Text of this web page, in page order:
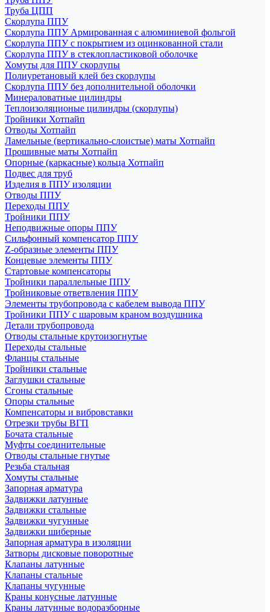
Труба ЦПП
Скорлупа ППУ
Скорлупа ППУ Армированная с алюминиевой фольгой
Скорлупа ППУ с покрытием из оцинкованной стали
Скорлупа ППУ в стеклопластиковой оболочке
Хомуты для ППУ скорлупы
Полиуретановый клей без скорлупы
Скорлупа ППУ без дополнительной оболочки
Минераловатные цилиндры
Теплоизоляционые цилиндры (скорлупы)
Тройники Хотпайп
Отводы Хотпайп
Ламельные (вертикально-слоистые) маты Хотпайп
Прошивные маты Хотпайп
Опорные (каркасные) кольца Хотпайп
Подвес для труб
Изделия в ППУ изоляции
Отводы ППУ
Переходы ППУ
Тройники ППУ
Неподвижные опоры ППУ
Cильфонный компенсатор ППУ
Z-образные элементы ППУ
Концевые элементы ППУ
Стартовые компенсаторы
Тройники параллельные ППУ
Тройниковые ответвления ППУ
Элементы трубопровода с кабелем вывода ППУ
Тройники ППУ с шаровым краном воздушника
Детали трубопровода
Отводы стальные крутоизогнутые
Переходы стальные
Фланцы стальные
Тройники стальные
Заглушки стальные
Сгоны стальные
Опоры стальные
Компенсаторы и вибровставки
Отрезки трубы ВГП
Бочата стальные
Муфты соединительные
Отводы стальные гнутые
Резьба стальная
Хомуты стальные
Запорная арматура
Задвижки латунные
Задвижки стальные
Задвижки чугунные
Задвижки шиберные
Запорная арматура в изоляции
Затворы дисковые поворотные
Клапаны латунные
Клапаны стальные
Клапаны чугунные
Краны конусные латунные
Краны латунные водоразборные